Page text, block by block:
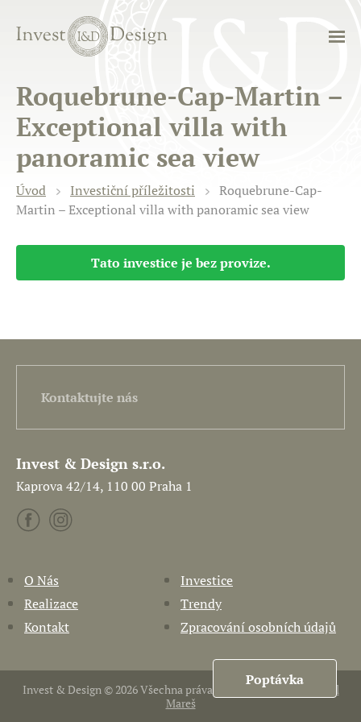
Roquebrune-Cap-Martin –
Exceptional villa with
panoramic sea view
Úvod Investiční příležitosti
Roquebrune-Cap-
Martin – Exceptional villa with panoramic sea view
Tato investice je bez provize.
Kontaktujte nás
Invest & Design s.r.o.
Kaprova 42/14, 110 00 Praha 1
O Nás
Investice
Realizace
Trendy
Kontakt
Zpracování osobních údajů
Invest & Design © 2026 Všechna práva vyhrazena. Vytvořil
Pavel
Mareš
Poptávka